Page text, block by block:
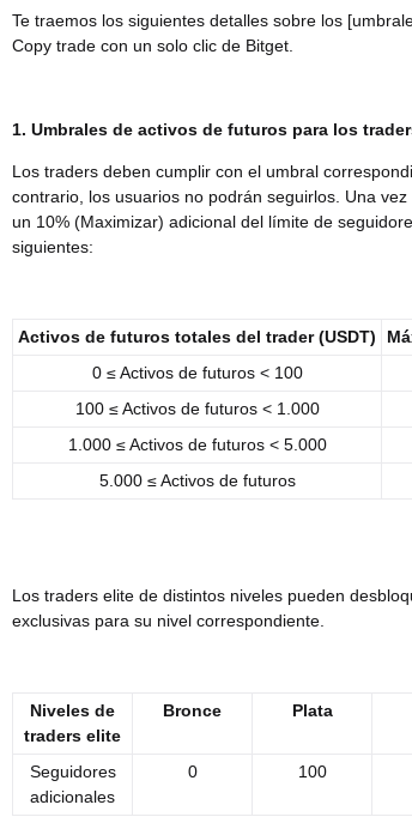
Te traemos los siguientes detalles sobre los
Copy trade con un solo clic de Bitget.
1. Umbrales de activos de futuros para los
Los traders deben cumplir con el umbral
contrario, los usuarios no podrán seguirlos. Una
un 10% (Maximizar) adicional del límite de
siguientes:
Activos de futuros totales del trader (USDT)
0 ≤ Activos de futuros < 100
100 ≤ Activos de futuros < 1.000
1.000 ≤ Activos de futuros < 5.000
5.000 ≤ Activos de futuros
Los traders elite de distintos niveles pueden
exclusivas para su nivel correspondiente.
Niveles de
traders elite
Bronce Plata
Seguidores
adicionales
0 100